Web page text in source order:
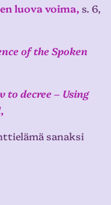
luova voima, s. 6,
of the Spoken
to decree – Using
,
sanaksi